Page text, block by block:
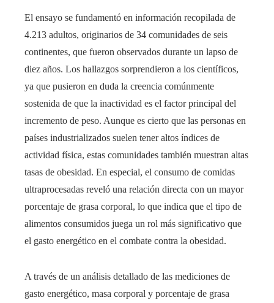
El ensayo se fundamentó en información recopilada de
4.213 adultos, originarios de 34 comunidades de seis
continentes, que fueron observados durante un lapso de
diez años. Los hallazgos sorprendieron a los científicos,
ya que pusieron en duda la creencia comúnmente
sostenida de que la inactividad es el factor principal del
incremento de peso. Aunque es cierto que las personas en
países industrializados suelen tener altos índices de
actividad física, estas comunidades también muestran altas
tasas de obesidad. En especial, el consumo de comidas
ultraprocesadas reveló una relación directa con un mayor
porcentaje de grasa corporal, lo que indica que el tipo de
alimentos consumidos juega un rol más significativo que
el gasto energético en el combate contra la obesidad.
A través de un análisis detallado de las mediciones de
gasto energético, masa corporal y porcentaje de grasa